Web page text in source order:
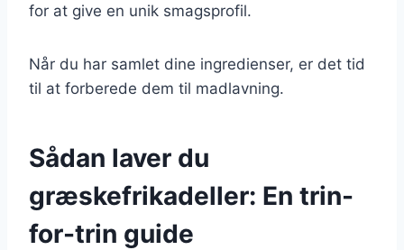
for at give en unik smagsprofil.
Når du har samlet dine ingredienser, er det tid
til at forberede dem til madlavning.
Sådan laver du
græskefrikadeller: En trin-
for-trin guide